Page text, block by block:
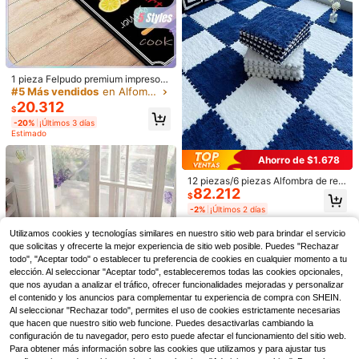
ecado rápido, alfombra de entrada
antideslizante y súper suave, adec
uada para baño, dormitorio, cocina,
sala de estar, accesorio ideal para e
l baño, decoración del hogar, decor
ación esponjosa y suave
-20%
¡Últimos 3 días
Estimado
4
1 pieza Alfombra navideña, Alfombr
a con elementos navideños, Felpud
o antideslizante de festival, Suave,
cómodo, fácil de limpiar, decoración
del hogar adecuada para dormitorio
s, salas de estar, comedores, entrad
as de baño
Solo quedan 7
$19.714 -42%
Alfombra de piso de imitación de ca
chemira con forma especial, alfomb
ra decorativa suave antideslizante
y lavable, tapete de felpa creativo p
ara sala de estar, baño, dormitorio, a
l lado de la cama, decoración del ho
gar
#2 Más vendidos en Alfombras, Tapetes y Protectores
100+ vendidos
$20.990
1 pieza Felpudo premium impreso p
ara cocina, cómodo y suave, absor
bente, antideslizante y resistente a
las manchas, adecuado para baño,
entrada, cocina, comedor, sala de e
star, dormitorio, decoración del hog
ar
#5 Más vendidos en Alfombras, Tapetes y Protectores
$20.312
-20% ¡Últimos 3 días
Estimado
Ahorro de $1.678
12 piezas/6 piezas Alfombra de ret
azos, adecuada para vestidor, sala
de estar, alfombra de piso para toda
s las estaciones, alféizar de ventan
$82.212
-2% ¡Últimos 2 días
Utilizamos cookies y tecnologías similares en nuestro sitio web para brindar el servicio
que solicitas y ofrecerte la mejor experiencia de sitio web posible. Puedes "Rechazar
todo", "Aceptar todo" o establecer tu preferencia de cookies en cualquier momento a tu
elección. Al seleccionar "Aceptar todo", estableceremos todas las cookies opcionales,
que nos ayudan a analizar el tráfico, ofrecer funcionalidades mejoradas y personalizar
el contenido y los anuncios para complementar tu experiencia de compra con SHEIN.
Al seleccionar "Rechazar todo", permites el uso de cookies estrictamente necesarias
que hacen que nuestro sitio web funcione. Puedes desactivarlas cambiando la
configuración de tu navegador, pero esto puede afectar el funcionamiento del sitio web.
Para obtener más información sobre las cookies que utilizamos y para ajustar tus